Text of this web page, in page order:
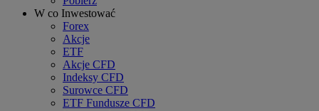
W co Inwestować
Forex
Akcje
ETF
Akcje CFD
Indeksy CFD
Surowce CFD
ETF Fundusze CFD